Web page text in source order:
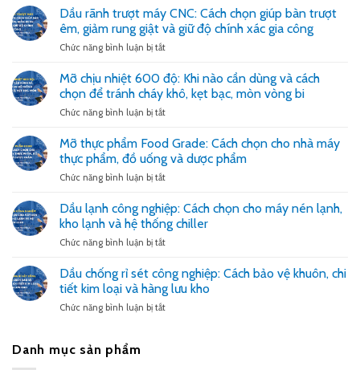
cắt
gọt
kim
loại
nước:
Cách
chọn
để
nóng
dao,
đẹp
bề
ổn
định
dung
Dầu rãnh trượt máy CNC: Cách chọn giúp bàn trượt
êm, giảm rung giật và giữ độ chính xác gia công
Chức năng bình luận bị tắtở
rãnh
trượt
máy
CNC:
chọn
giúp
bàn
trượt
giảm
rung
giật
và
chính
xác
gia
Mỡ chịu nhiệt 600 độ: Khi nào cần dùng và cách
chọn để tránh cháy khô, kẹt bạc, mòn vòng bi
Chức năng bình luận bị tắtở
chịu
nhiệt
600
độ:
nào
cần
dùng
và
để
tránh
cháy
Mỡ thực phẩm Food Grade: Cách chọn cho nhà máy
thực phẩm, đồ uống và dược phẩm
Chức năng bình luận bị tắtở
thực
phẩm
Food
Grade:
cho
nhà
máy
Dầu lạnh công nghiệp: Cách chọn cho máy nén lạnh,
kho lạnh và hệ thống chiller
Chức năng bình luận bị tắtở
công
nghiệp:
Cách
Dầu chống rỉ sét công nghiệp: Cách bảo vệ khuôn, chi
tiết kim loại và hàng lưu kho
Chức năng bình luận bị tắtở
Danh mục sản phẩm